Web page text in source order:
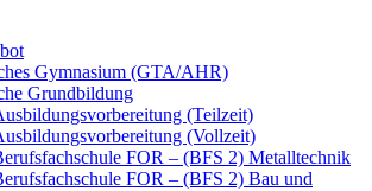
Gymnasium (GTA/AHR)
Grundbildung
(Teilzeit)
(Vollzeit)
FOR – (BFS 2) Metalltechnik
FOR – (BFS 2) Bau und